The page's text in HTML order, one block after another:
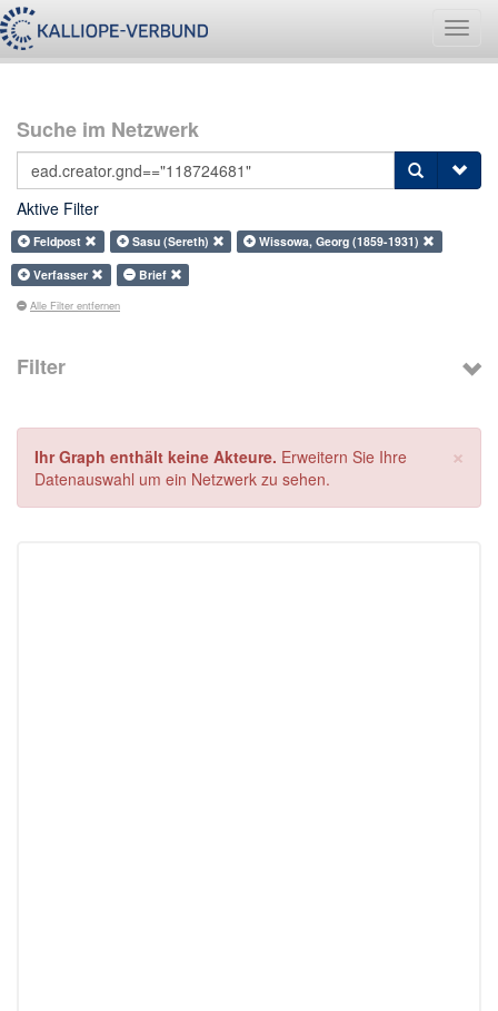
Suche im Netzwerk
Aktive Filter
Feldpost Sasu (Sereth)
Wissowa, Georg (1859-1931)
Verfasser
Brief
Alle Filter entfernen
Filter
×
Ihr Graph enthält keine Akteure. Erweitern Sie Ihre
Datenauswahl um ein Netzwerk zu sehen.